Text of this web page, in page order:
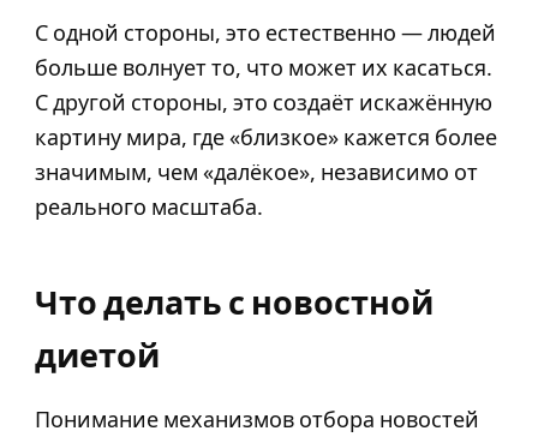
С одной стороны, это естественно — людей
больше волнует то, что может их касаться.
С другой стороны, это создаёт искажённую
картину мира, где «близкое» кажется более
значимым, чем «далёкое», независимо от
реального масштаба.
Что делать с новостной
диетой
Понимание механизмов отбора новостей